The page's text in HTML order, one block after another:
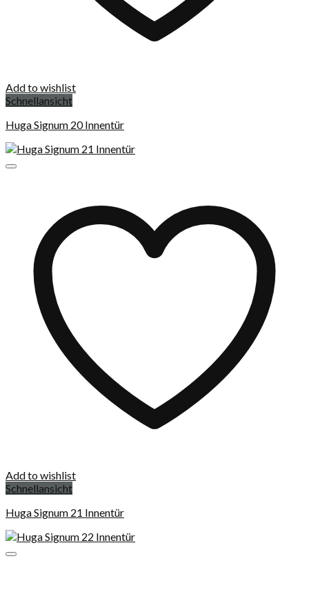
Add to wishlist
Schnellansicht
Huga Signum 20 Innentür
Add to wishlist
Schnellansicht
Huga Signum 21 Innentür